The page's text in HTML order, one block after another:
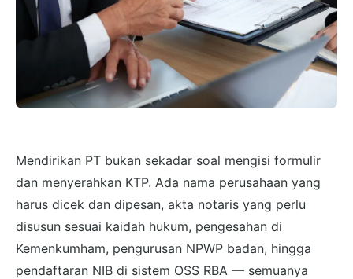
Mendirikan PT bukan sekadar soal mengisi formulir
dan menyerahkan KTP. Ada nama perusahaan yang
harus dicek dan dipesan, akta notaris yang perlu
disusun sesuai kaidah hukum, pengesahan di
Kemenkumham, pengurusan NPWP badan, hingga
pendaftaran NIB di sistem OSS RBA — semuanya